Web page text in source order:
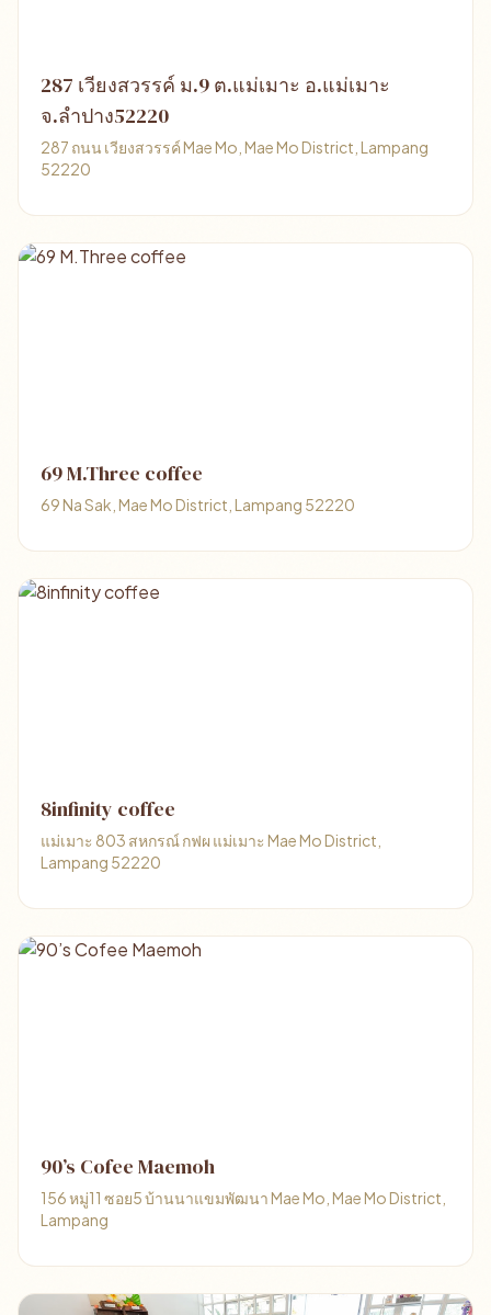
287 เวียงสวรรค์ ม.9 ต.แม่เมาะ อ.แม่เมาะ
จ.ลำปาง52220
287 ถนน เวียงสวรรค์ Mae Mo, Mae Mo District, Lampang
52220
69 M.Three coffee
69 Na Sak, Mae Mo District, Lampang 52220
8infinity coffee
แม่เมาะ 803 สหกรณ์ กฟผ แม่เมาะ Mae Mo District,
Lampang 52220
90’s Cofee Maemoh
156 หมู่11 ซอย5 บ้านนาแขมพัฒนา Mae Mo, Mae Mo District,
Lampang